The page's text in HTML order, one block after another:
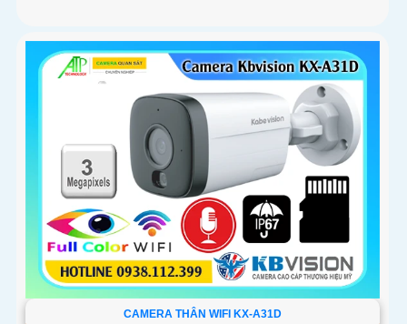
CAMERA THÂN WIFI KX-A31D